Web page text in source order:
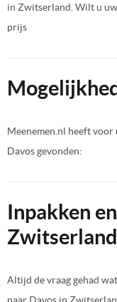
in Zwitserland. Wilt u
prijs
Meenemen.nl heeft
Davos gevonden:
Inpakken
Zwitserland
Altijd de vraag gehad